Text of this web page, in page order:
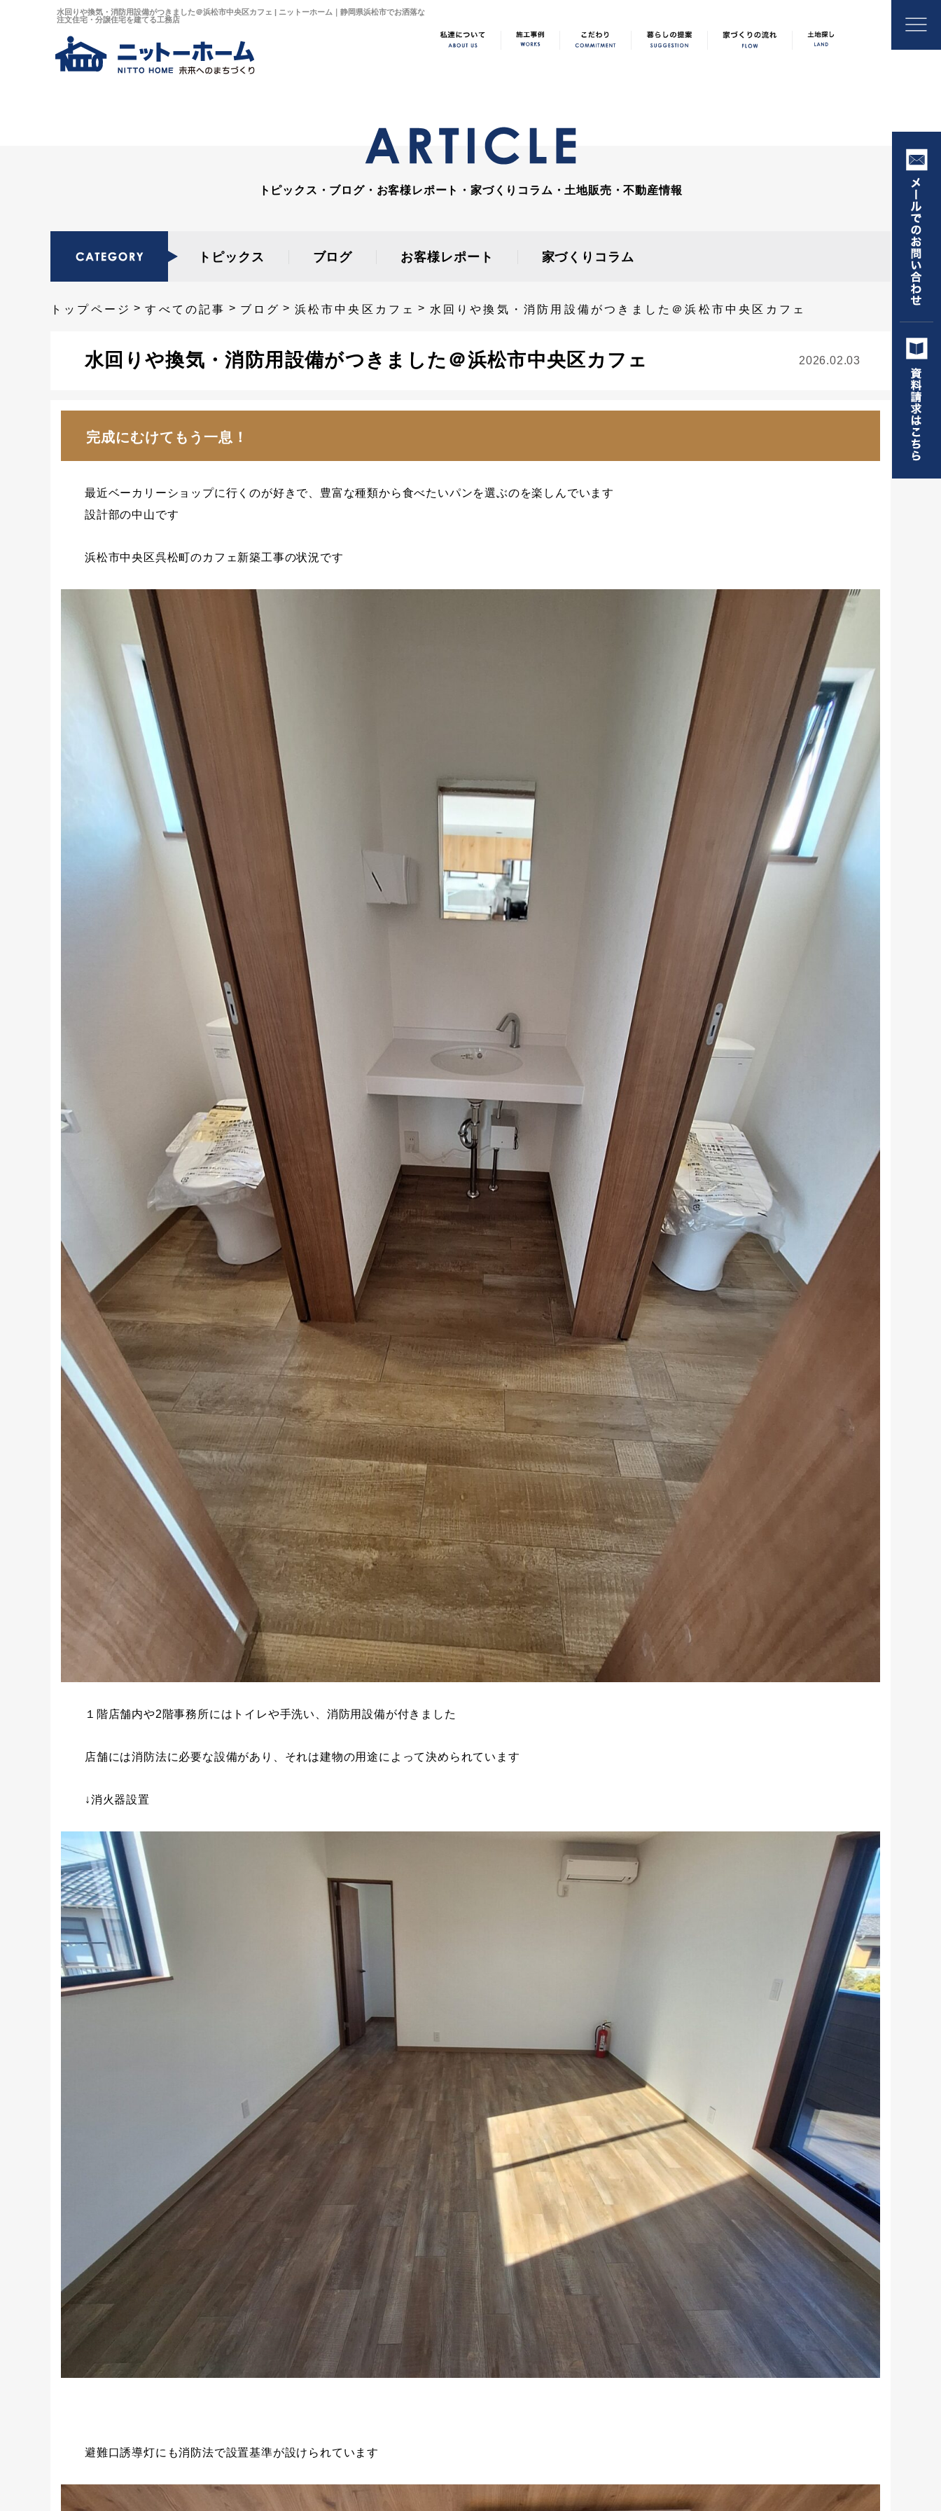
水回りや換気・消防用設備がつきました＠浜松市中央区カフェ | ニットーホーム｜静岡県浜松市でお洒落な
注文住宅・分譲住宅を建てる工務店
トピックス・ブログ・お客様レポート・家づくりコラム・土地販売・不動産情報
トピックス ブログ お客様レポート 家づくりコラム
トップページ すべての記事 ブログ 浜松市中央区カフェ 水回りや換気・消防用設備がつきました＠浜松市中央区カフェ
水回りや換気・消防用設備がつきました＠浜松市中央区カフェ 2026.02.03
完成にむけてもう一息！
最近ベーカリーショップに行くのが好きで、豊富な種類から食べたいパンを選ぶのを楽しんでいます
設計部の中山です
浜松市中央区呉松町のカフェ新築工事の状況です
１階店舗内や2階事務所にはトイレや手洗い、消防用設備が付きました
店舗には消防法に必要な設備があり、それは建物の用途によって決められています
↓消火器設置
避難口誘導灯にも消防法で設置基準が設けられています